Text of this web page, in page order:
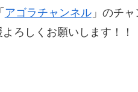
アゴラチャンネル」のチャ
ろしくお願いします！！